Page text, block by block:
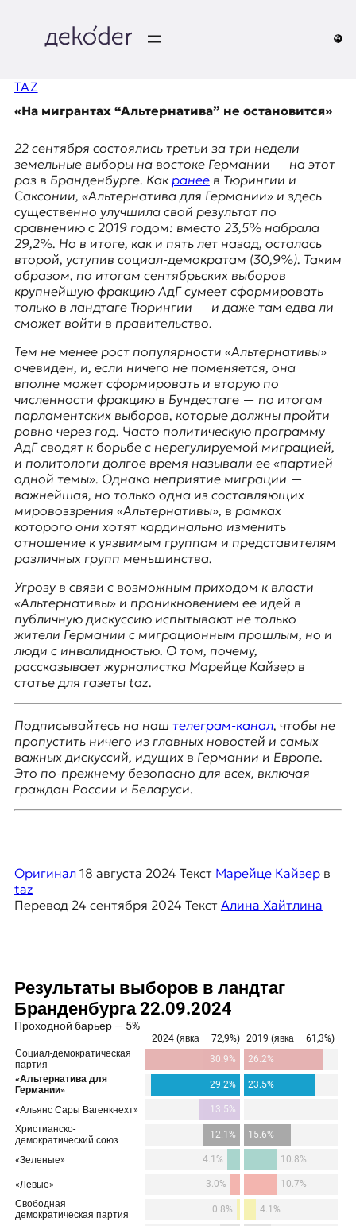
содержимому
e
k
o
d
e
r
|
D
E
K
O
D
E
R
Е
р
о
п
е
й
с
к
а
ж
у
р
н
а
л
и
к
а
е
в
о
д
е
и
к
о
н
т
е
к
е
TAZ
«На мигрантах “Альтернатива” не остановится»
22 сентября состоялись третьи за три недели
земельные выборы на востоке Германии — на этот
раз в Бранденбурге. Как ранеев Тюрингии и
Саксонии, «Альтернатива для Германии» и здесь
существенно улучшила свой результат по
сравнению с 2019 годом: вместо 23,5% набрала
29,2%. Но в итоге, как и пять лет назад, осталась
второй, уступив социал-демократам (30,9%). Таким
образом, по итогам сентябрьских выборов
крупнейшую фракцию АдГ сумеет сформировать
только в ландтагеТюрингии — и даже там едва ли
сможет войти в правительство.
Тем не менее рост популярности «Альтернативы»
очевиден, и, если ничего не поменяется, она
вполне может сформировать и вторую по
численности фракцию в Бундестаге— по итогам
парламентских выборов, которые должны пройти
ровно через год. Часто политическую программу
АдГ сводят к борьбе с нерегулируемой миграцией,
и политологи долгое время называли ее «партией
одной темы». Однако неприятие миграции —
важнейшая, но только одна из составляющих
мировоззрения «Альтернативы», в рамках
которого они хотят кардинально изменить
отношение к уязвимым группам и представителям
различных групп меньшинства.
Угрозу в связи с возможным приходом к власти
«Альтернативы» и проникновением ее идей в
публичную дискуссию испытывают не только
жители Германии с миграционным прошлым, но и
люди с инвалидностью. О том, почему,
рассказывает журналистка Марейце Кайзер в
статье для газеты taz.
Подписывайтесь на наш телеграм-канал, чтобы не
пропустить ничего из главных новостей и самых
важных дискуссий, идущих в Германии и Европе.
Это по-прежнему безопасно для всех, включая
граждан России и Беларуси.
Оригинал 18 августа 2024 Текст Марейце Кайзерв
taz
Перевод 24 сентября 2024 Текст Алина Хайтлина